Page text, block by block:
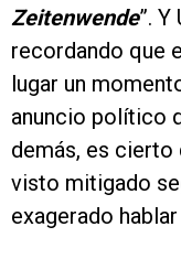
Zeitenwende”.
recordando que
lugar un
anuncio político
demás, es cierto
visto mitigado
exagerado